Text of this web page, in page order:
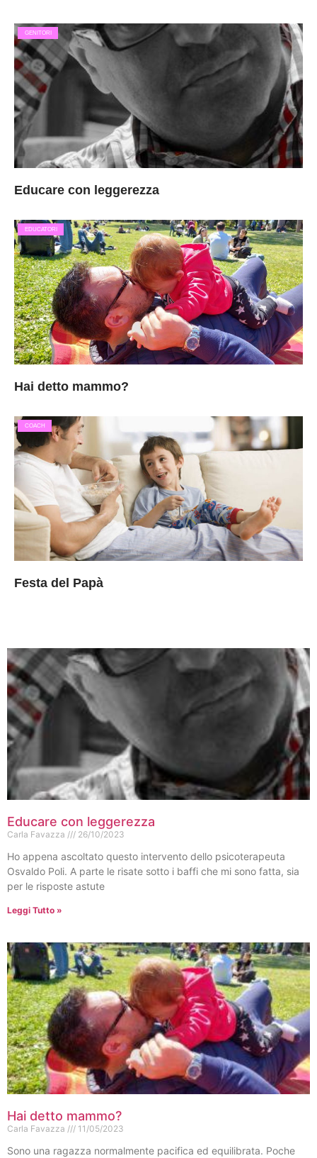
GENITORI
Educare con leggerezza
EDUCATORI
Hai detto mammo?
COACH
Festa del Papà
Educare con leggerezza
Carla Favazza 26/10/2023
Ho appena ascoltato questo intervento dello psicoterapeuta
Osvaldo Poli. A parte le risate sotto i baffi che mi sono fatta, sia
per le risposte astute
Leggi Tutto »
Hai detto mammo?
Carla Favazza 11/05/2023
Sono una ragazza normalmente pacifica ed equilibrata. Poche